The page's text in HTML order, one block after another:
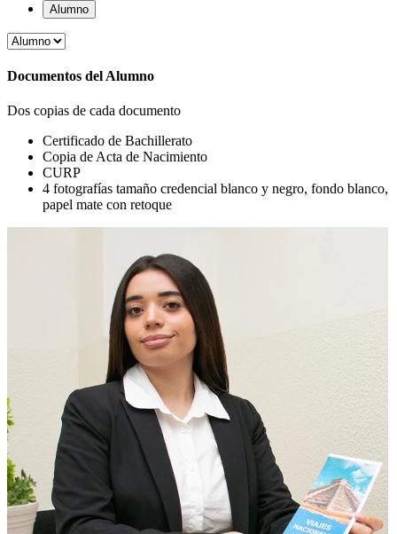
Alumno
Documentos del Alumno
Dos copias de cada documento
Certificado de Bachillerato
Copia de Acta de Nacimiento
CURP
4 fotografías tamaño credencial blanco y negro, fondo blanco,
papel mate con retoque